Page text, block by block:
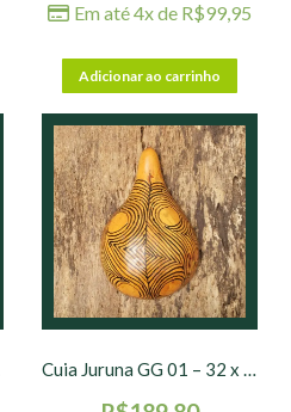
Em até 4x de R$99,95
Adicionar ao carrinho
Cuia Juruna GG 01 – 32 x 21 x 9 cm